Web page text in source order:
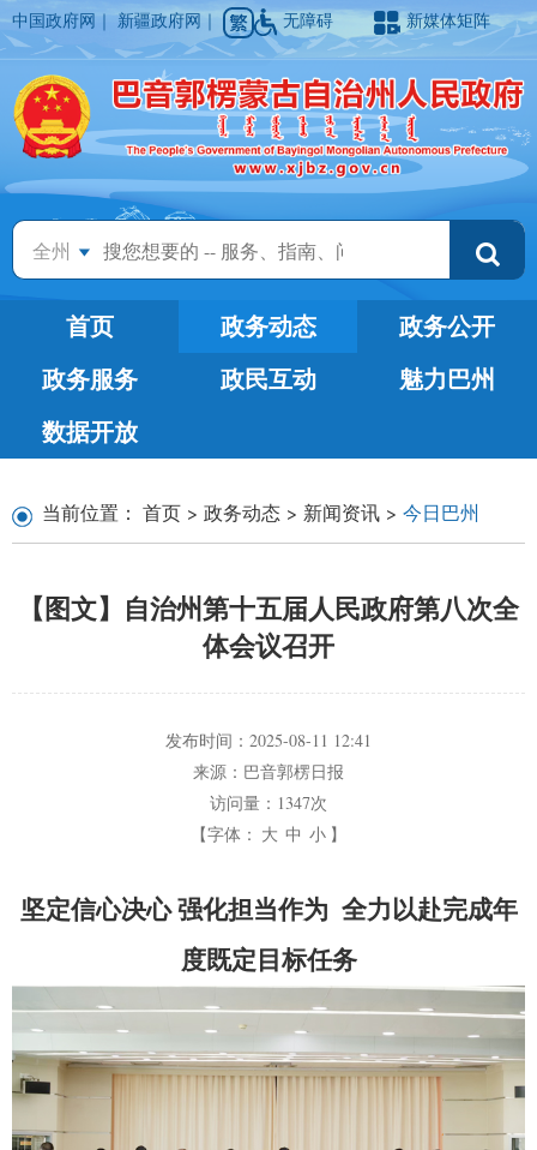
中国政府网 ｜新疆政府网 ｜ 无障碍 新媒体矩阵
全州
首页 政务动态
政务公开
政务服务
政民互动
魅力巴州
数据开放
当前位置： 首页 > 政务动态 > 新闻资讯 > 今日巴州
【图文】自治州第十五届人民政府第八次全
体会议召开
发布时间： 2025-08-11 12:41
来源： 巴音郭楞日报
访问量： 1347次
【字体： 大 中 小 】
坚定信心决心 强化担当作为 全力以赴完成年
度既定目标任务